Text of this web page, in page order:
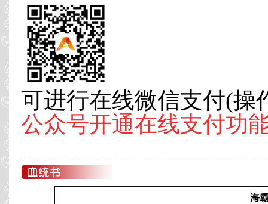
可进行在线微信支付(操
公众号开通在线支付功
海